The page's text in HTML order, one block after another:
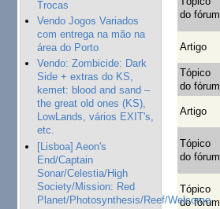
Trocas
Vendo Jogos Variados
com entrega na mão na
área do Porto
Vendo: Zombicide: Dark
Side + extras do KS,
kemet: blood and sand –
the great old ones (KS),
LowLands, vários EXIT's,
etc.
[Lisboa] Aeon's
End/Captain
Sonar/Celestia/High
Society/Mission: Red
Planet/Photosynthesis/Reef/Welcome
do fórum
Artigo
Tópico
do fórum
Artigo
Tópico
do fórum
Tópico
do fórum